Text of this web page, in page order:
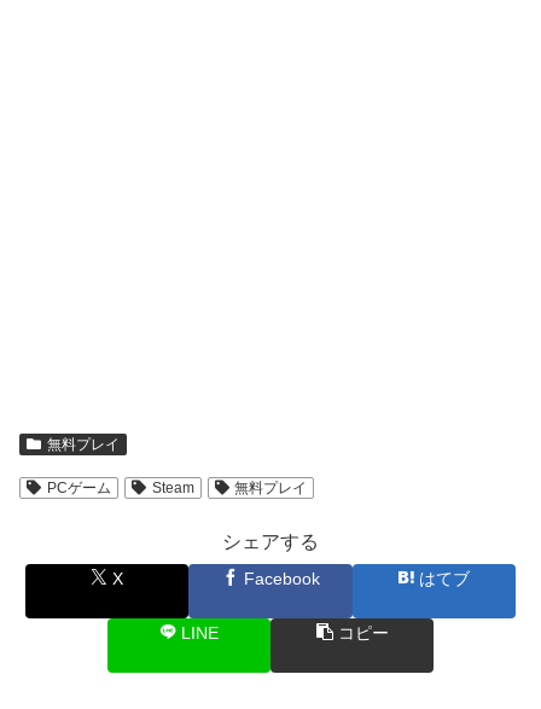
無料プレイ
PCゲーム Steam 無料プレイ
シェアする
X Facebook はてブ
LINE コピー